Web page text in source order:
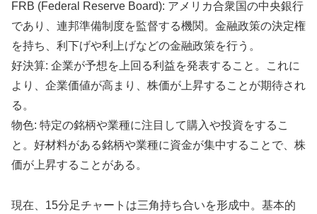
FRB (Federal Reserve Board): アメリカ合衆国の中央銀行
であり、連邦準備制度を監督する機関。金融政策の決定権
を持ち、利下げや利上げなどの金融政策を行う。
好決算: 企業が予想を上回る利益を発表すること。これに
より、企業価値が高まり、株価が上昇することが期待され
る。
物色: 特定の銘柄や業種に注目して購入や投資をするこ
と。好材料がある銘柄や業種に資金が集中することで、株
価が上昇することがある。
現在、15分足チャートは三角持ち合いを形成中。基本的